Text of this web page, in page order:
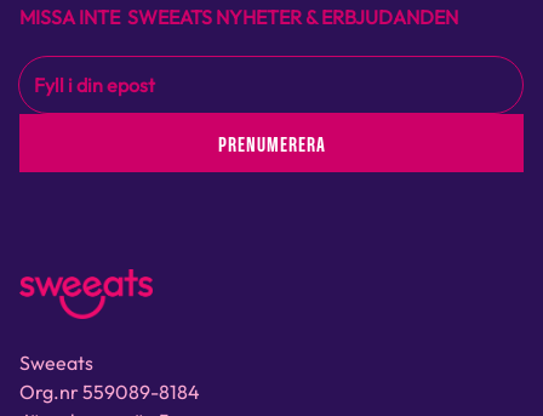
MISSA INTE SWEEATS NYHETER & ERBJUDANDEN
PRENUMERERA
Sweeats
Org.nr 559089-8184